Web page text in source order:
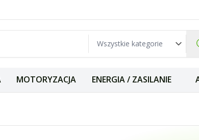
MOTORYZACJA ENERGIA / ZASILANIE